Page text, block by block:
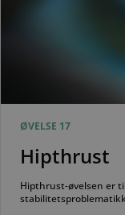
ØVELSE 17
Hipthrust
Hipthrust-øvelsen er